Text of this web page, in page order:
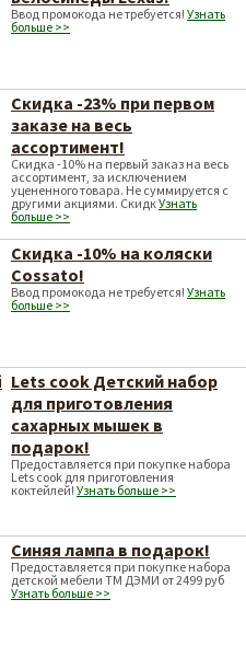
Ввод промокода не требуется! Узнать
больше >>
Скидка -23% при первом
заказе на весь
ассортимент!
Скидка -10% на первый заказ на весь
ассортимент, за исключением
уцененного товара. Не суммируется с
другими акциями. СкидкУзнать
больше >>
Скидка -10% на коляски
Cossato!
Ввод промокода не требуется! Узнать
больше >>
Lets сook Детский набор
для приготовления
сахарных мышек в
подарок!
Предоставляется при покупке набора
Lets cook для приготовления
коктейлей! Узнать больше >>
Синяя лампа в подарок!
Предоставляется при покупке набора
детской мебели ТМ ДЭМИ от 2499 руб
Узнать больше >>